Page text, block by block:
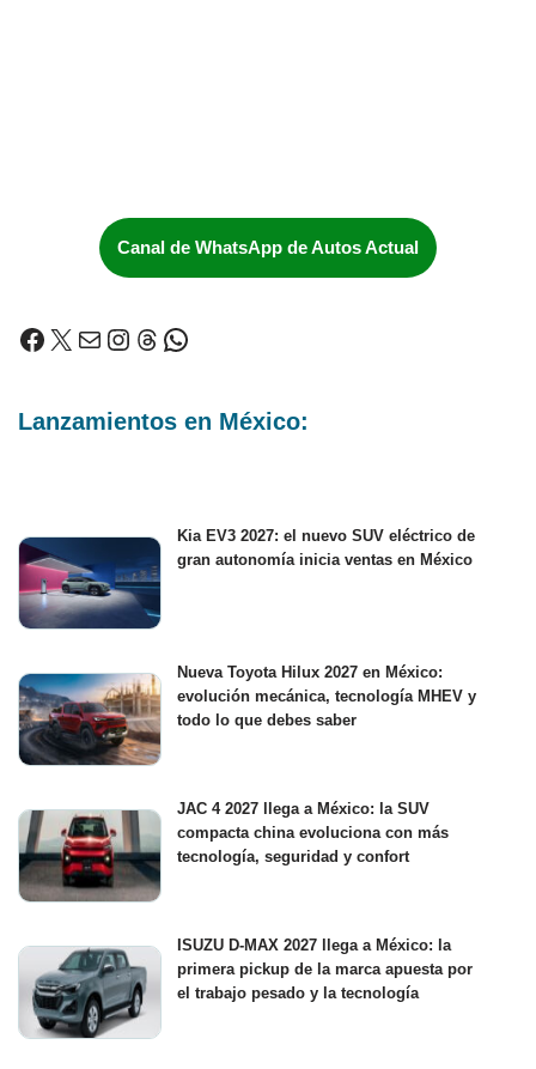
Canal de WhatsApp de Autos Actual
Lanzamientos en México:
Kia EV3 2027: el nuevo SUV eléctrico de
gran autonomía inicia ventas en México
Nueva Toyota Hilux 2027 en México:
evolución mecánica, tecnología MHEV y
todo lo que debes saber
JAC 4 2027 llega a México: la SUV
compacta china evoluciona con más
tecnología, seguridad y confort
ISUZU D-MAX 2027 llega a México: la
primera pickup de la marca apuesta por
el trabajo pesado y la tecnología